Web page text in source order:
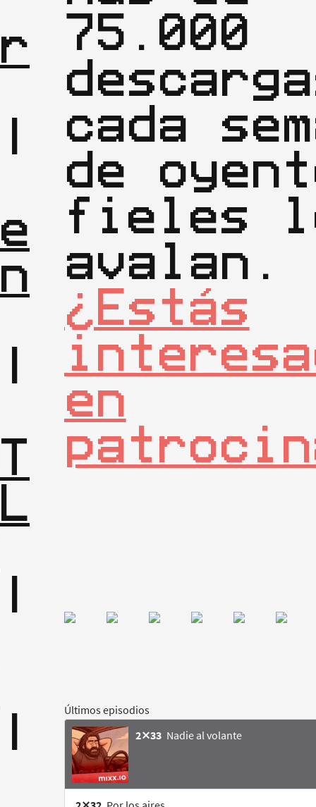
75.000
cada
de
fieles
avalan.
¿Estás
en